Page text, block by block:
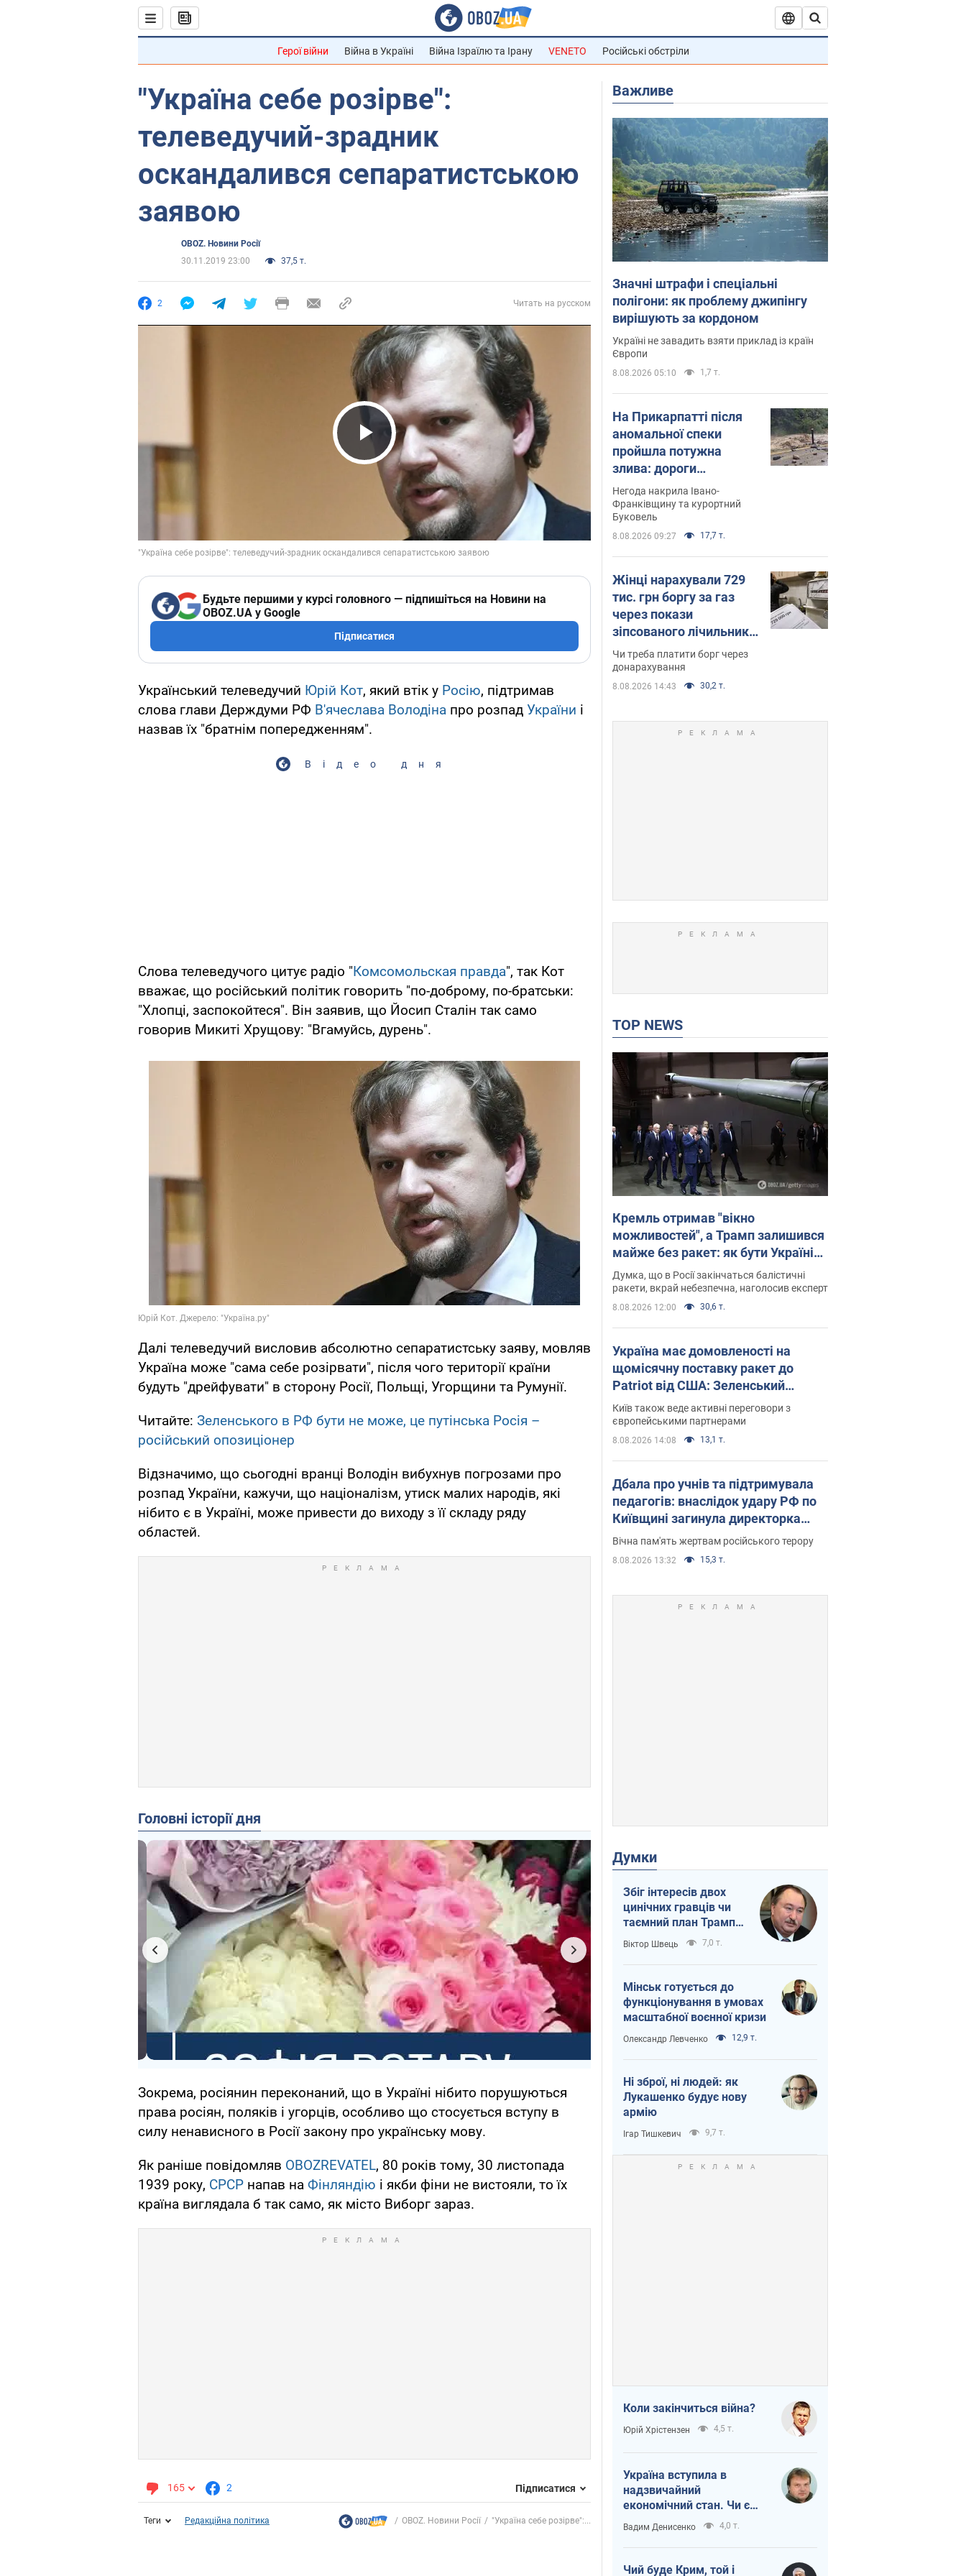
Герої війни Війна в Україні Війна Ізраїлю та Ірану VENETO Російські обстріли
"Україна себе розірве":
телеведучий-зрадник
оскандалився сепаратистською
заявою
OBOZ. Новини Росії
30.11.2019 23:00
37,5 т.
2 Читать на русском
Play Video
Будьте першими у курсі головного — підпишіться на Новини на
OBOZ.UA у Google
Підписатися
Український телеведучий Юрій Кот, який втік у Росію, підтримав
слова глави Держдуми РФ В'ячеслава Володіна про розпад України і
назвав їх "братнім попередженням".
Відео дня
Слова телеведучого цитує радіо "Комсомольская правда", так Кот
вважає, що російський політик говорить "по-доброму, по-братськи:
"Хлопці, заспокойтеся". Він заявив, що Йосип Сталін так само
говорив Микиті Хрущову: "Вгамуйсь, дурень".
Далі телеведучий висловив абсолютно сепаратистську заяву, мовляв
Україна може "сама себе розірвати", після чого території країни
будуть "дрейфувати" в сторону Росії, Польщі, Угорщини та Румунії.
Читайте: Зеленського в РФ бути не може, це путінська Росія –
російський опозиціонер
Відзначимо, що сьогодні вранці Володін вибухнув погрозами про
розпад України, кажучи, що націоналізм, утиск малих народів, які
нібито є в Україні, може привести до виходу з її складу ряду
областей.
Головні історії дня
Зокрема, росіянин переконаний, що в Україні нібито порушуються
права росіян, поляків і угорців, особливо що стосується вступу в
силу ненависного в Росії закону про українську мову.
Як раніше повідомляв OBOZREVATEL, 80 років тому, 30 листопада
1939 року, СРСР напав на Фінляндію і якби фіни не вистояли, то їх
країна виглядала б так само, як місто Виборг зараз.
165 2 Підписатися
Теги Редакційна політика OBOZ. Новини Росії "Україна себе розірве":...
Важливе
Значні штрафи і спеціальні
полігони: як проблему джипінгу
вирішують за кордоном
Україні не завадить взяти приклад із країн
Європи
8.08.2026 05:10 1,7 т.
На Прикарпатті після
аномальної спеки
пройшла потужна
злива: дороги
перетворились на
річки. Відео
Негода накрила Івано-
Франківщину та курортний
Буковель
8.08.2026 09:27 17,7 т.
Жінці нарахували 729
тис. грн боргу за газ
через покази
зіпсованого лічильника:
суддя ухвалив
неочікуване рішення
Чи треба платити борг через
донарахування
8.08.2026 14:43 30,2 т.
TOP NEWS
Кремль отримав "вікно
можливостей", а Трамп залишився
майже без ракет: як бути Україні?
Інтерв’ю з Мельником
Думка, що в Росії закінчаться балістичні
ракети, вкрай небезпечна, наголосив експерт
8.08.2026 12:00 30,6 т.
Україна має домовленості на
щомісячну поставку ракет до
Patriot від США: Зеленський
розкрив подробиці
Київ також веде активні переговори з
європейськими партнерами
8.08.2026 14:08 13,1 т.
Дбала про учнів та підтримувала
педагогів: внаслідок удару РФ по
Київщині загинула директорка
київського ліцею, її чоловік та онук
Вічна пам'ять жертвам російського терору
8.08.2026 13:32 15,3 т.
Думки
Збіг інтересів двох
цинічних гравців чи
таємний план Трампа
і Путіна?
Віктор Швець 7,0 т.
Мінськ готується до
функціонування в умовах
масштабної воєнної кризи
Олександр Левченко 12,9 т.
Ні зброї, ні людей: як
Лукашенко будує нову
армію
Ігар Тишкевич 9,7 т.
Коли закінчиться війна?
Юрій Хрістензен 4,5 т.
Україна вступила в
надзвичайний
економічний стан. Чи є
світло вкінці тунелю?
Вадим Денисенко 4,0 т.
Чий буде Крим, той і